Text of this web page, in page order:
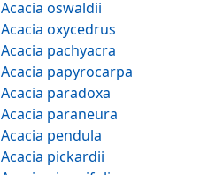
Acacia oswaldii
Acacia oxycedrus
Acacia pachyacra
Acacia papyrocarpa
Acacia paradoxa
Acacia paraneura
Acacia pendula
Acacia pickardii